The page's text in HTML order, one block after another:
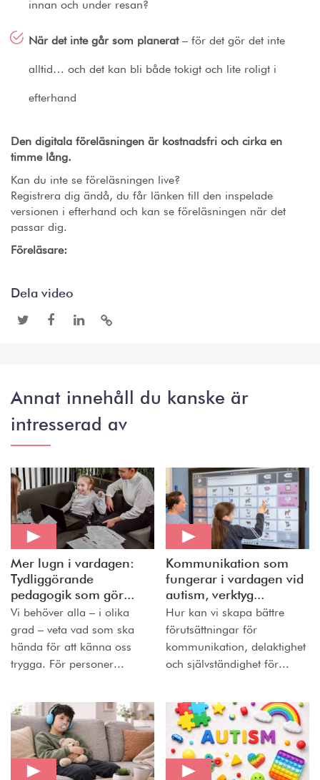
innan och under resan?
När det inte går som planerat– för det gör det inte
alltid… och det kan bli både tokigt och lite roligt i
efterhand
Den digitala föreläsningen är kostnadsfri och cirka en
timme lång.
Kan du inte se föreläsningen live?
Registrera dig ändå, du får länken till den inspelade
versionen i efterhand och kan se föreläsningen när det
passar dig.
Föreläsare:
Dela video
Annat innehåll du kanske är
intresserad av
Mer lugn i vardagen:
Tydliggörande
pedagogik som gör...
Vi behöver alla – i olika
grad – veta vad som ska
hända för att känna oss
trygga. För personer...
Kommunikation som
fungerar i vardagen vid
autism, verktyg...
Hur kan vi skapa bättre
förutsättningar för
kommunikation, delaktighet
och självständighet för...